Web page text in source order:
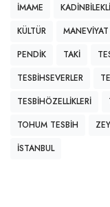
IMAME
KÜLTÜR
MANEVIYAT
PENDIK
TAKI
TESBIHSEVERLER
TESBIHÖZELLIKLERI
TOHUM TESBIH
İSTANBUL